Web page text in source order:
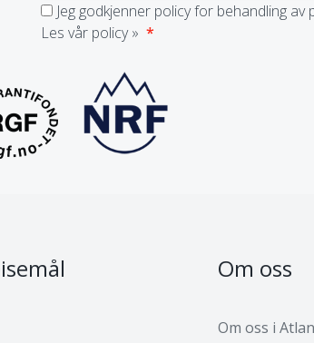
Jeg godkjenner policy for behandling av
Les vår policy » *
Om oss
Om oss i